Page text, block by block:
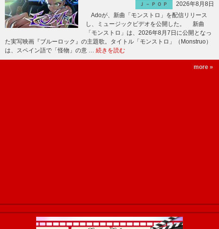
Ｊ－ＰＯＰ
2026年8月8日
Adoが、新曲「モンストロ」を配信リリース
し、ミュージックビデオを公開した。 新曲
「モンストロ」は、2026年8月7日に公開となっ
た実写映画『ブルーロック』の主題歌。タイトル「モンストロ」（Monstruo）
は、スペイン語で「怪物」の意 … 続きを読む
more »